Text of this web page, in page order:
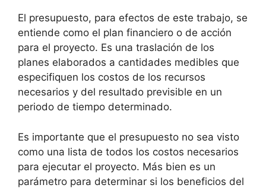
El presupuesto, para efectos de este trabajo, se
entiende como el plan financiero o de acción
para el proyecto. Es una traslación de los
planes elaborados a cantidades medibles que
especifiquen los costos de los recursos
necesarios y del resultado previsible en un
periodo de tiempo determinado.
Es importante que el presupuesto no sea visto
como una lista de todos los costos necesarios
para ejecutar el proyecto. Más bien es un
parámetro para determinar si los beneficios del